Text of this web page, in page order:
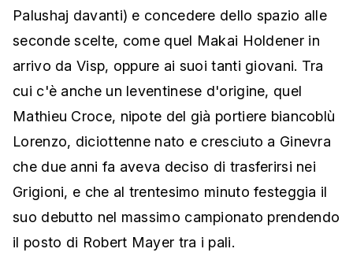
Palushaj davanti) e concedere dello spazio alle
seconde scelte, come quel Makai Holdener in
arrivo da Visp, oppure ai suoi tanti giovani. Tra
cui c'è anche un leventinese d'origine, quel
Mathieu Croce, nipote del già portiere biancoblù
Lorenzo, diciottenne nato e cresciuto a Ginevra
che due anni fa aveva deciso di trasferirsi nei
Grigioni, e che al trentesimo minuto festeggia il
suo debutto nel massimo campionato prendendo
il posto di Robert Mayer tra i pali.